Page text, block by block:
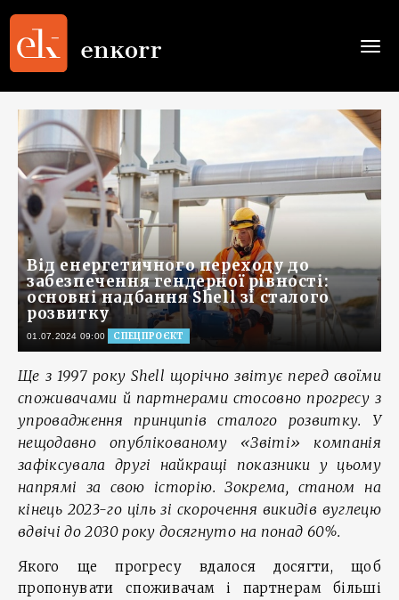
Від енергетичного переходу до
забезпечення гендерної рівності:
основні надбання Shell зі сталого
розвитку
01.07.2024 09:00 СПЕЦПРОЄКТ
Ще з 1997 року Shell щорічно звітує перед своїми
споживачами й партнерами стосовно прогресу з
упровадження принципів сталого розвитку. У
нещодавно опублікованому «Звіті» компанія
зафіксувала другі найкращі показники у цьому
напрямі за свою історію. Зокрема, станом на
кінець 2023-го ціль зі скорочення викидів вуглецю
вдвічі до 2030 року досягнуто на понад 60%.
Якого ще прогресу вдалося досягти, щоб
пропонувати споживачам і партнерам більші